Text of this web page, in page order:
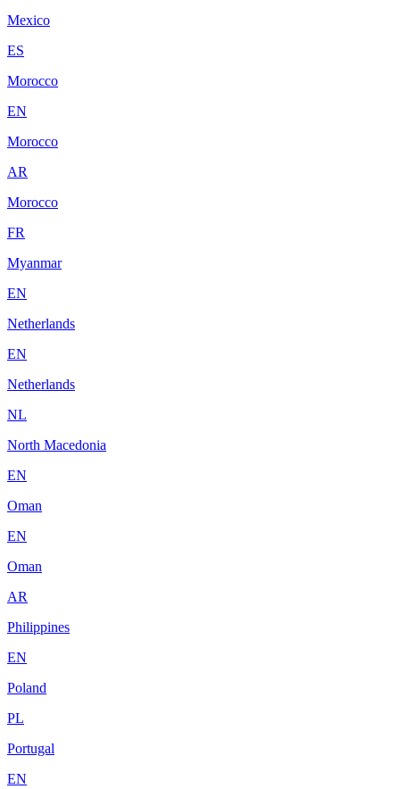
Mexico
ES
Morocco
EN
Morocco
AR
Morocco
FR
Myanmar
EN
Netherlands
EN
Netherlands
NL
North Macedonia
EN
Oman
EN
Oman
AR
Philippines
EN
Poland
PL
Portugal
EN